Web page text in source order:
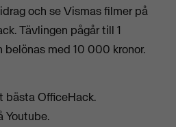
och se Vismas filmer på
Tävlingen pågår till 1
med 10 000 kronor.
bästa OfficeHack.
Youtube.